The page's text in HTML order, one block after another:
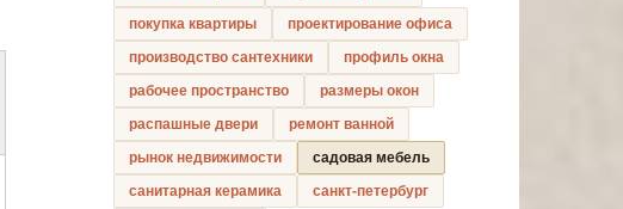
покупка квартиры
проектирование офиса
производство сантехники
профиль окна
рабочее пространство
размеры окон
распашные двери
ремонт ванной
рынок недвижимости
садовая мебель
санитарная керамика
санкт-петербург